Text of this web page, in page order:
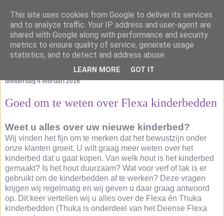
donderdag 4 februari 2016
Goed om te weten over Flexa kinderbedden
Weet u alles over uw nieuwe kinderbed?
Wij vinden het fijn om te merken dat het bewustzijn onder
onze klanten groeit. U wilt graag meer weten over het
kinderbed dat u gaat kopen. Van welk hout is het kinderbed
gemaakt? Is het hout duurzaam? Wat voor verf of lak is er
gebruikt om de kinderbedden af te werken? Deze vragen
krijgen wij regelmatig en wij geven u daar graag antwoord
op. Dit keer vertellen wij u alles over de Flexa én Thuka
kinderbedden (Thuka is onderdeel van het Deense Flexa
This site uses cookies from Google to deliver its services
and to analyze traffic. Your IP address and user-agent are
shared with Google along with performance and security
metrics to ensure quality of service, generate usage
statistics, and to detect and address abuse.
LEARN MORE GOT IT